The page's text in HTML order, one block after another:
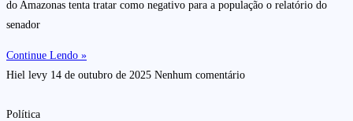
do Amazonas tenta tratar como negativo para a população o relatório do
senador
Continue Lendo »
Hiel levy 14 de outubro de 2025 Nenhum comentário
Política